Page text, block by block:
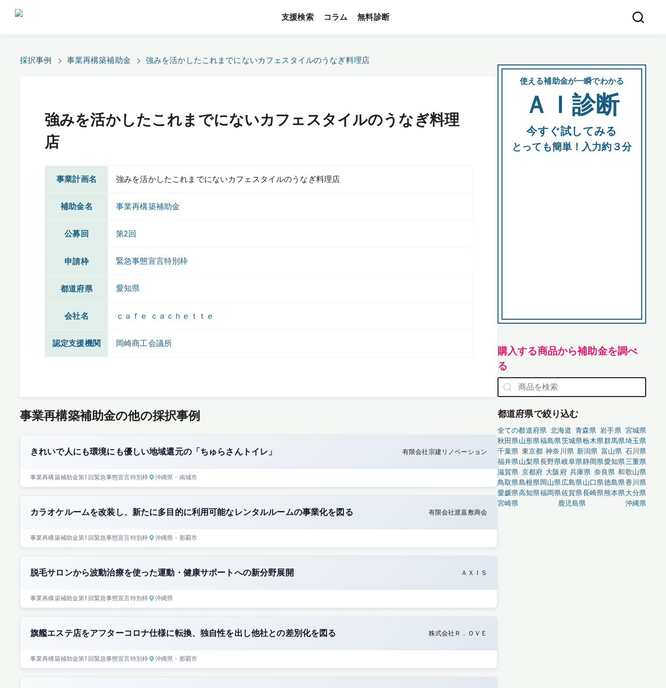
支援検索 コラム 無料診断
採択事例 事業再構築補助金 強みを活かしたこれまでにないカフェスタイルのうなぎ料理店
強みを活かしたこれまでにないカフェスタイルのうなぎ料理
店
事業計画名 強みを活かしたこれまでにないカフェスタイルのうなぎ料理店
補助金名 事業再構築補助金
公募回 第2回
申請枠 緊急事態宣言特別枠
都道府県 愛知県
会社名 ｃａｆｅ ｃａｃｈｅｔｔｅ
認定支援機関 岡崎商工会議所
事業再構築補助金の他の採択事例
きれいで人にも環境にも優しい地域還元の「ちゅらさんトイレ」 有限会社宗建リノベーション
事業再構築補助金第1回緊急事態宣言特別枠 沖縄県 ・南城市
カラオケルームを改装し、新たに多目的に利用可能なレンタルルームの事業化を図る 有限会社渡嘉敷商会
事業再構築補助金第1回緊急事態宣言特別枠 沖縄県 ・那覇市
脱毛サロンから波動治療を使った運動・健康サポートへの新分野展開 ＡＸＩＳ
事業再構築補助金第1回緊急事態宣言特別枠 沖縄県
旗艦エステ店をアフターコロナ仕様に転換、独自性を出し他社との差別化を図る 株式会社Ｒ．ＯＶＥ
事業再構築補助金第1回緊急事態宣言特別枠 沖縄県 ・那覇市
使える補助金が一瞬でわかる
ＡＩ診断
今すぐ試してみる
とっても簡単！入力約３分
購入する商品から補助金を調べ
る
都道府県で絞り込む
全ての都道府県 北海道 青森県 岩手県 宮城県
秋田県山形県福島県茨城県栃木県群馬県埼玉県
千葉県 東京都 神奈川県 新潟県 富山県 石川県
福井県山梨県長野県岐阜県静岡県愛知県三重県
滋賀県 京都府 大阪府 兵庫県 奈良県 和歌山県
鳥取県島根県岡山県広島県山口県徳島県香川県
愛媛県高知県福岡県佐賀県長崎県熊本県大分県
宮崎県
鹿児島県 沖縄県